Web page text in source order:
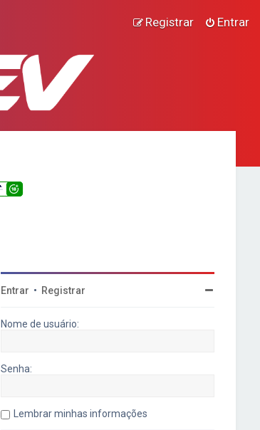
Entrar
Registrar
Entrar • Registrar
Nome de usuário:
Senha:
Lembrar minhas informações